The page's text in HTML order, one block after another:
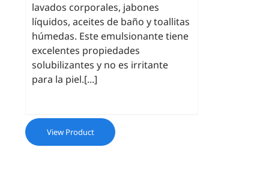
lavados corporales, jabones
líquidos, aceites de baño y toallitas
húmedas. Este emulsionante tiene
excelentes propiedades
solubilizantes y no es irritante
para la piel.[...]
View Product